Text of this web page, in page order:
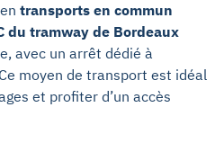
transports en commun
du tramway de Bordeaux
avec un arrêt dédié à
moyen de transport est idéal
et profiter d’un accès